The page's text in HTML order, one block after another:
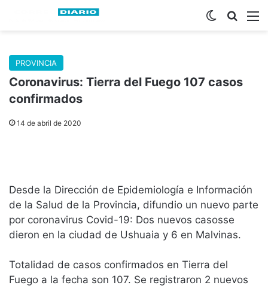
Buscar
Switch skin
PROVINCIA
Coronavirus: Tierra del Fuego 107 casos
confirmados
14 de abril de 2020
Desde la Dirección de Epidemiología e Información
de la Salud de la Provincia, difundio un nuevo parte
por coronavirus Covid-19: Dos nuevos casosse
dieron en la ciudad de Ushuaia y 6 en Malvinas.
Totalidad de casos confirmados en Tierra del
Fuego a la fecha son 107. Se registraron 2 nuevos